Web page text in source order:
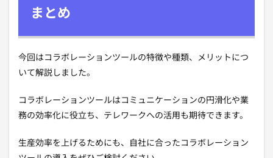
まとめ
今回はコラボレーションツールの特徴や種類、メリットにつ
いて解説しました。
コラボレーションツールはコミュニケーションの円滑化や業
務の効率化に役立ち、テレワークへの活用も期待できます。
生産効率を上げるためにも、自社に合ったコラボレーション